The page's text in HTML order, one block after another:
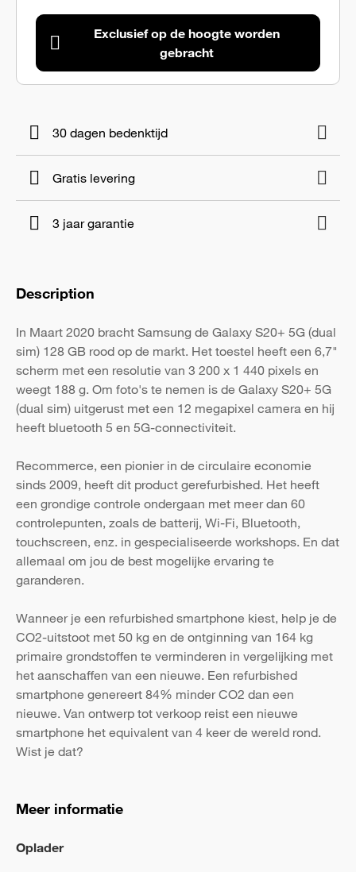
Exclusief op de hoogte worden
gebracht
30 dagen bedenktijd
Gratis levering
3 jaar garantie
Description
In Maart 2020 bracht Samsung de Galaxy S20+ 5G (dual
sim) 128 GB rood op de markt. Het toestel heeft een 6,7"
scherm met een resolutie van 3 200 x 1 440 pixels en
weegt 188 g. Om foto's te nemen is de Galaxy S20+ 5G
(dual sim) uitgerust met een 12 megapixel camera en hij
heeft bluetooth 5 en 5G-connectiviteit.
Recommerce, een pionier in de circulaire economie
sinds 2009, heeft dit product gerefurbished. Het heeft
een grondige controle ondergaan met meer dan 60
controlepunten, zoals de batterij, Wi-Fi, Bluetooth,
touchscreen, enz. in gespecialiseerde workshops. En dat
allemaal om jou de best mogelijke ervaring te
garanderen.
Wanneer je een refurbished smartphone kiest, help je de
CO2-uitstoot met 50 kg en de ontginning van 164 kg
primaire grondstoffen te verminderen in vergelijking met
het aanschaffen van een nieuwe. Een refurbished
smartphone genereert 84% minder CO2 dan een
nieuwe. Van ontwerp tot verkoop reist een nieuwe
smartphone het equivalent van 4 keer de wereld rond.
Wist je dat?
Meer informatie
Oplader